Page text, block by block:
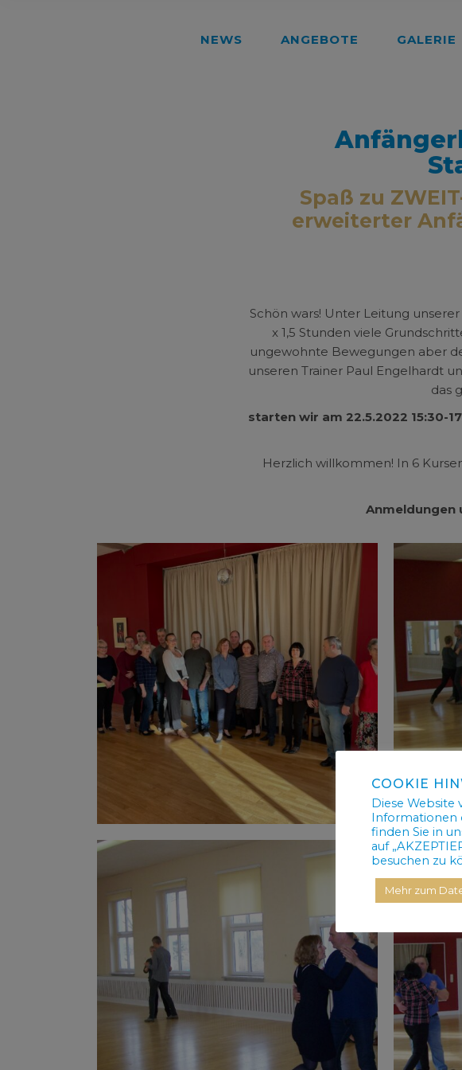
NEWS ANGEBOTE GALERIE
Spaß zu
erweiterter
Schön wars! Unter Leitung
x 1,5 Stunden viele
ungewohnte Bewegungen aber
unseren Trainer Paul Engelhardt
das
starten wir am 22.5.2022 15:30-
Herzlich willkommen! In 6
Anmeldungen
COOKIE
Diese Website
Informationen
finden Sie in
auf
besuchen zu
Mehr zum